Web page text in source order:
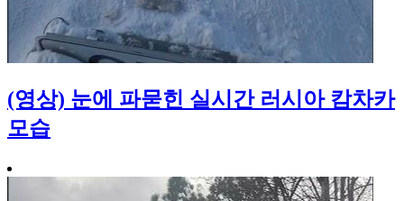
(영상) 눈에 파묻힌 실시간 러시아 캄차카
모습